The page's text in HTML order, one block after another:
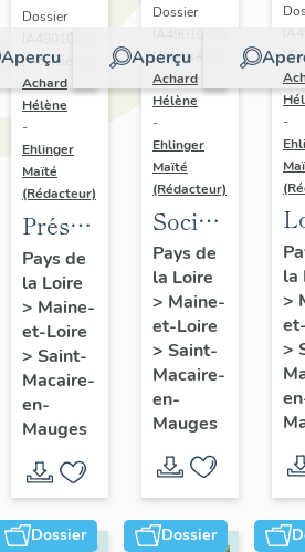
Aperçu
Dossier
| Réalisé par
Achard
Hélène
-
Ehlinger
Maïté
(Rédacteur)
Présentation
du
patrimoine
industriel
de la
commune
de
Saint-
Macaire-
en-
Mauges
Pays de
la Loire
> Maine-
et-Loire
> Saint-
Macaire-
en-
Mauges
Aperçu
Dossier
IA49010604
| Réalisé par
Achard
Hélène
-
Ehlinger
Maïté
(Rédacteur)
Société
BTP
Chupin-
Vigneron,
94 rue
Choletaise,
Saint-
Macaire-
en-
Mauges
Pays de
la Loire
> Maine-
et-Loire
> Saint-
Macaire-
en-
Mauges
|
-
la
>
>
Dossier Dossier